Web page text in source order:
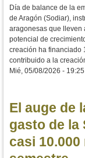
Día de balance de la
de Aragón (Sodiar),
aragonesas que lleven
potencial de
creación ha financiado
contribuido a la
Mié, 05/08/2026 - 19:25
El auge de
gasto de la
casi